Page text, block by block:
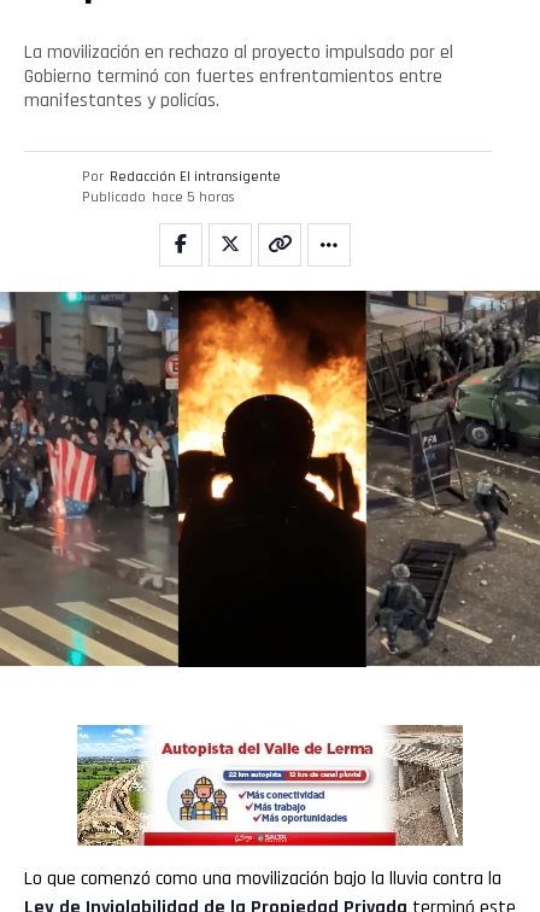
La movilización en rechazo al proyecto impulsado por el
Gobierno terminó con fuertes enfrentamientos entre
manifestantes y policías.
Por Redacción El intransigente
Publicado hace 5 horas
Lo que comenzó como una movilización bajo la lluvia contra la